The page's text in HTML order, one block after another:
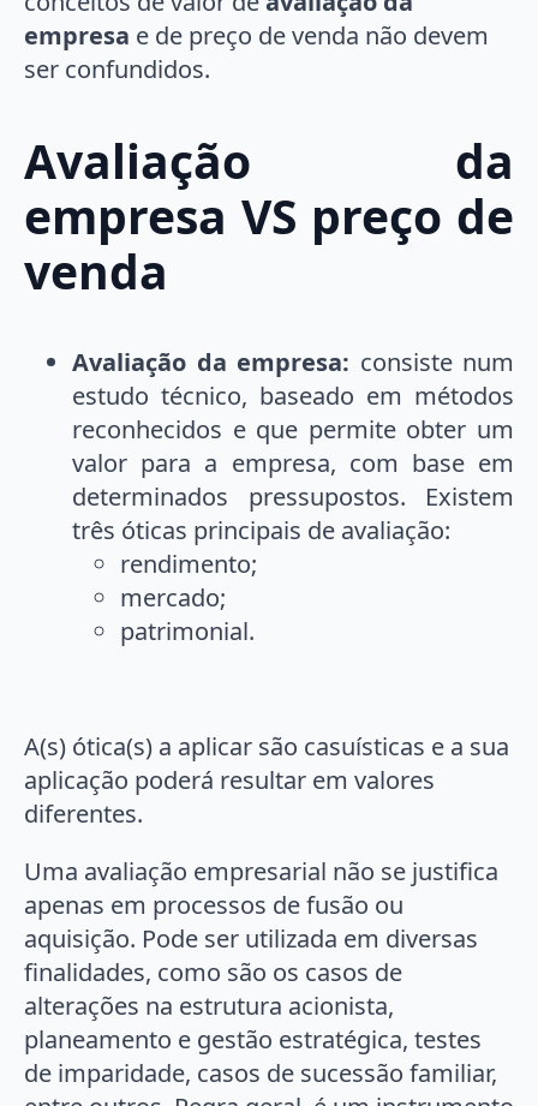
empresa e de preço de venda não devem
ser confundidos.
Avaliação da
empresa VS preço de
venda
Avaliação da empresa: consiste num
estudo técnico, baseado em métodos
reconhecidos e que permite obter um
valor para a empresa, com base em
determinados pressupostos. Existem
três óticas principais de avaliação:
rendimento;
mercado;
patrimonial.
A(s) ótica(s) a aplicar são casuísticas e a sua
aplicação poderá resultar em valores
diferentes.
Uma avaliação empresarial não se justifica
apenas em processos de fusão ou
aquisição. Pode ser utilizada em diversas
finalidades, como são os casos de
alterações na estrutura acionista,
planeamento e gestão estratégica, testes
de imparidade, casos de sucessão familiar,